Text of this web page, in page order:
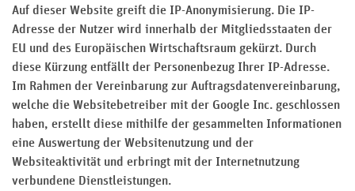
Auf dieser Website greift die IP-Anonymisierung. Die IP-
Adresse der Nutzer wird innerhalb der Mitgliedsstaaten der
EU und des Europäischen Wirtschaftsraum gekürzt. Durch
diese Kürzung entfällt der Personenbezug Ihrer IP-Adresse.
Im Rahmen der Vereinbarung zur Auftragsdatenvereinbarung,
welche die Websitebetreiber mit der Google Inc. geschlossen
haben, erstellt diese mithilfe der gesammelten Informationen
eine Auswertung der Websitenutzung und der
Websiteaktivität und erbringt mit der Internetnutzung
verbundene Dienstleistungen.